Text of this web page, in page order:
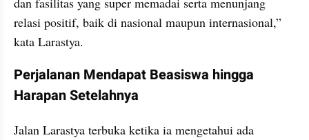
relasi positif, baik di nasional maupun internasional,”
kata Larastya.
Perjalanan Mendapat Beasiswa hingga
Harapan Setelahnya
Jalan Larastya terbuka ketika ia mengetahui ada